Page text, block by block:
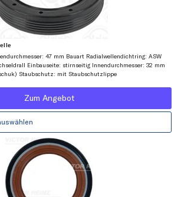
47 mm Bauart Radialwellendichtring: ASW
Einbauseite: stirnseitig Innendurchmesser: 32 mm
Staubschutz: mit Staubschutzlippe
Zum Angebot